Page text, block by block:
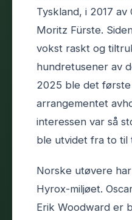
Tyskland, i 2017
Moritz Fürste.
vokst raskt og
hundretusener av
2025 ble det
arrangementet
interessen var så
ble utvidet fra to til
Norske utøvere
Hyrox-miljøet.
Erik Woodward er